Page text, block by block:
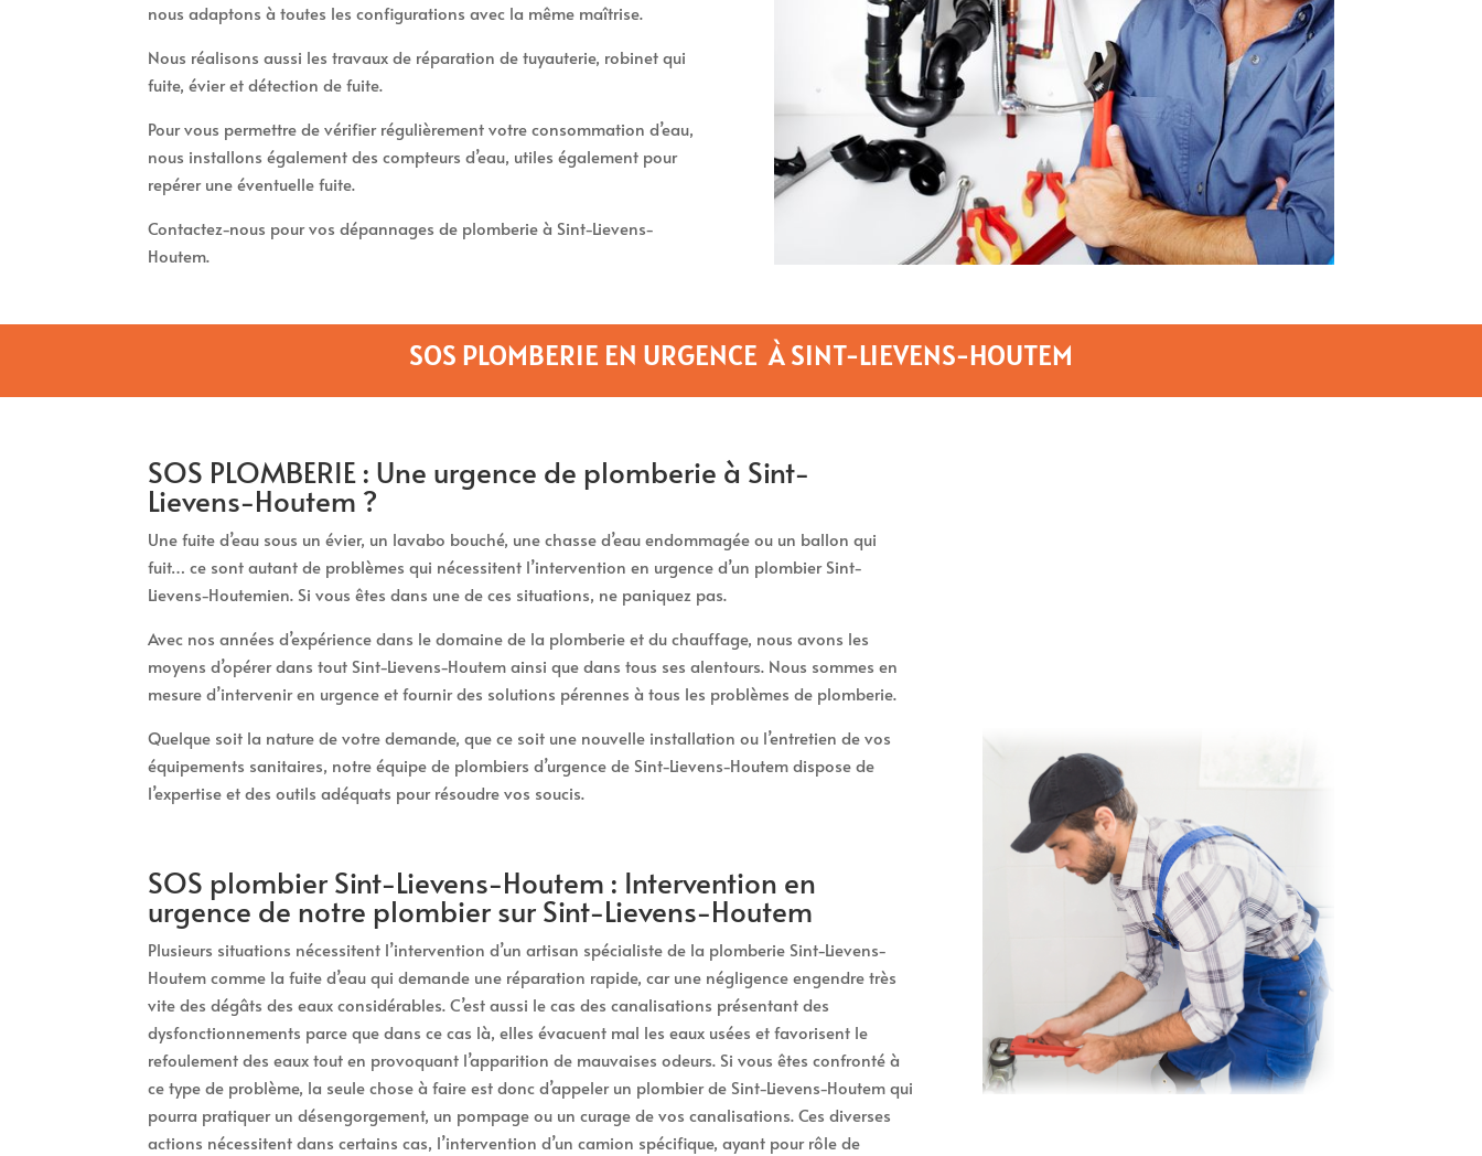
nous adaptons à toutes les configurations avec la même maîtrise.
Nous réalisons aussi les travaux de réparation de tuyauterie, robinet qui
fuite, évier et détection de fuite.
Pour vous permettre de vérifier régulièrement votre consommation d’eau,
nous installons également des compteurs d’eau, utiles également pour
repérer une éventuelle fuite.
Contactez-nous pour vos dépannages de plomberie à Sint-Lievens-
Houtem.
SOS PLOMBERIE EN URGENCE À SINT-LIEVENS-HOUTEM
SOS PLOMBERIE : Une urgence de plomberie à Sint-
Lievens-Houtem ?
Une fuite d’eau sous un évier, un lavabo bouché, une chasse d’eau endommagée ou un ballon qui
fuit… ce sont autant de problèmes qui nécessitent l’intervention en urgence d’un plombier Sint-
Lievens-Houtemien. Si vous êtes dans une de ces situations, ne paniquez pas.
Avec nos années d’expérience dans le domaine de la plomberie et du chauffage, nous avons les
moyens d’opérer dans tout Sint-Lievens-Houtem ainsi que dans tous ses alentours. Nous sommes en
mesure d’intervenir en urgence et fournir des solutions pérennes à tous les problèmes de plomberie.
Quelque soit la nature de votre demande, que ce soit une nouvelle installation ou l’entretien de vos
équipements sanitaires, notre équipe de plombiers d’urgence de Sint-Lievens-Houtem dispose de
l’expertise et des outils adéquats pour résoudre vos soucis.
SOS plombier Sint-Lievens-Houtem : Intervention en
urgence de notre plombier sur Sint-Lievens-Houtem
Plusieurs situations nécessitent l’intervention d’un artisan spécialiste de la plomberie Sint-Lievens-
Houtem comme la fuite d’eau qui demande une réparation rapide, car une négligence engendre très
vite des dégâts des eaux considérables. C’est aussi le cas des canalisations présentant des
dysfonctionnements parce que dans ce cas là, elles évacuent mal les eaux usées et favorisent le
refoulement des eaux tout en provoquant l’apparition de mauvaises odeurs. Si vous êtes confronté à
ce type de problème, la seule chose à faire est donc d’appeler un plombier de Sint-Lievens-Houtem qui
pourra pratiquer un désengorgement, un pompage ou un curage de vos canalisations. Ces diverses
actions nécessitent dans certains cas, l’intervention d’un camion spécifique, ayant pour rôle de